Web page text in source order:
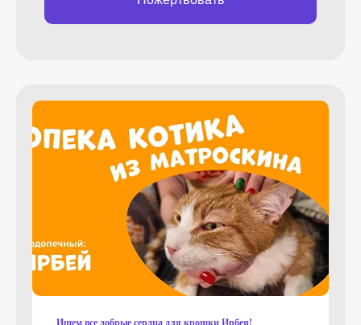
Ищем все добрые сердца для крошки Ирбея!